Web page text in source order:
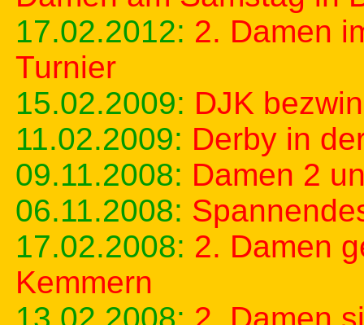
17.02.2012: 2. Damen
Turnier
15.02.2009: DJK
11.02.2009: Derby in
09.11.2008: Damen 2
06.11.2008:
17.02.2008: 2. Damen
Kemmern
13.02.2008: 2. Damen